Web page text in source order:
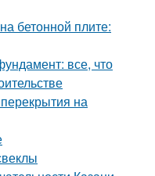
бетонной плите:
все, что
на